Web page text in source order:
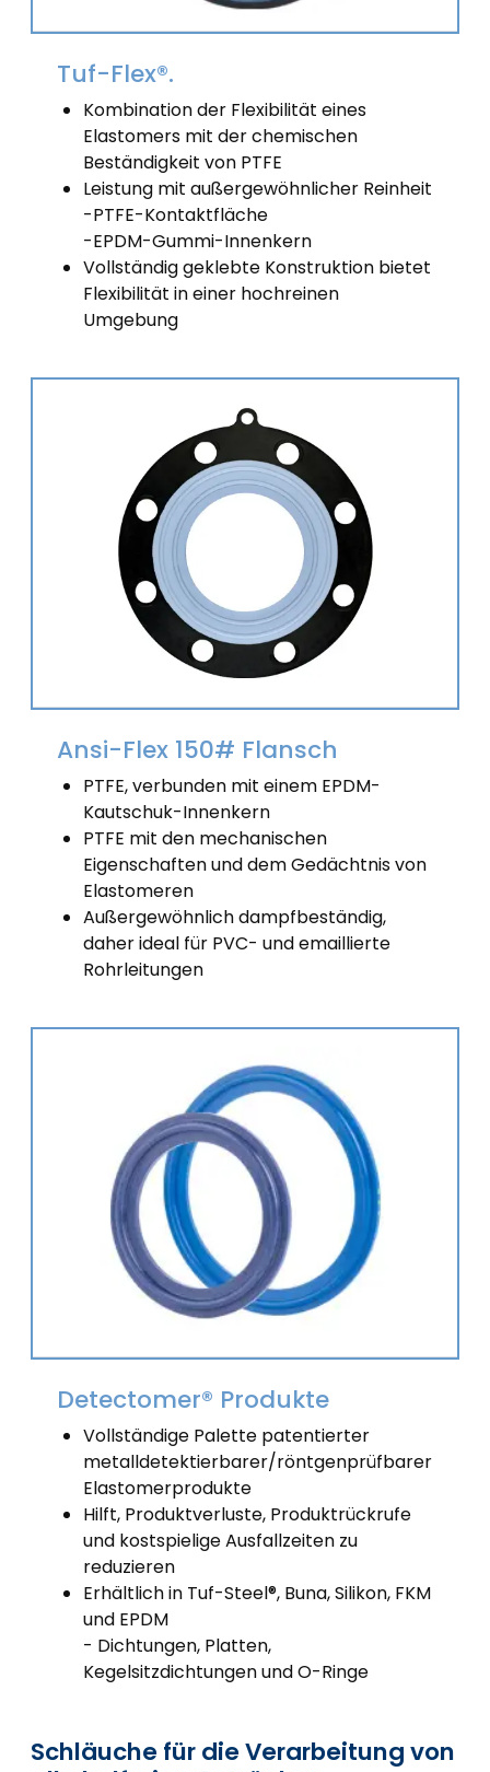
Tuf-Flex®.
Kombination der Flexibilität eines
Elastomers mit der chemischen
Beständigkeit von PTFE
Leistung mit außergewöhnlicher Reinheit
-PTFE-Kontaktfläche
-EPDM-Gummi-Innenkern
Vollständig geklebte Konstruktion bietet
Flexibilität in einer hochreinen
Umgebung
Ansi-Flex 150# Flansch
PTFE, verbunden mit einem EPDM-
Kautschuk-Innenkern
PTFE mit den mechanischen
Eigenschaften und dem Gedächtnis von
Elastomeren
Außergewöhnlich dampfbeständig,
daher ideal für PVC- und emaillierte
Rohrleitungen
Detectomer® Produkte
Vollständige Palette patentierter
metalldetektierbarer/röntgenprüfbarer
Elastomerprodukte
Hilft, Produktverluste, Produktrückrufe
und kostspielige Ausfallzeiten zu
reduzieren
Erhältlich in Tuf-Steel®, Buna, Silikon, FKM
und EPDM
- Dichtungen, Platten,
Kegelsitzdichtungen und O-Ringe
Schläuche für die Verarbeitung von